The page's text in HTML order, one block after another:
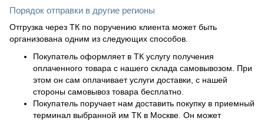
Порядок отправки в другие регионы
Отгрузка через ТК по поручению клиента может быть
организована одним из следующих способов.
Покупатель оформляет в ТК услугу получения
оплаченного товара с нашего склада самовывозом. При
этом он сам оплачивает услуги доставки, с нашей
стороны самовывоз товара бесплатно.
Покупатель поручает нам доставить покупку в приемный
терминал выбранной им ТК в Москве. Он может